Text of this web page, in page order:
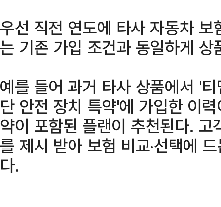
우선 직전 연도에 타사 자동차
는 기존 가입 조건과 동일하게 상
예를 들어 과거 타사 상품에서 '
단 안전 장치 특약'에 가입한 이
약이 포함된 플랜이 추천된다.
를 제시 받아 보험 비교‧선택에
다.